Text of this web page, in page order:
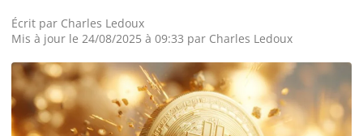
Actualité IA
Guides
Écrit par Charles Ledoux
Mis à jour le 24/08/2025 à 09:33 par Charles Ledoux